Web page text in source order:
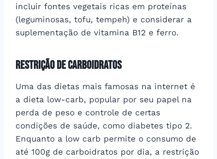
incluir fontes vegetais ricas em proteínas
(leguminosas, tofu, tempeh) e considerar a
suplementação de vitamina B12 e ferro.
Restrição de Carboidratos
Uma das dietas mais famosas na internet é
a dieta low-carb, popular por seu papel na
perda de peso e controle de certas
condições de saúde, como diabetes tipo 2.
Enquanto a low carb permite o consumo de
até 100g de carboidratos por dia, a restrição